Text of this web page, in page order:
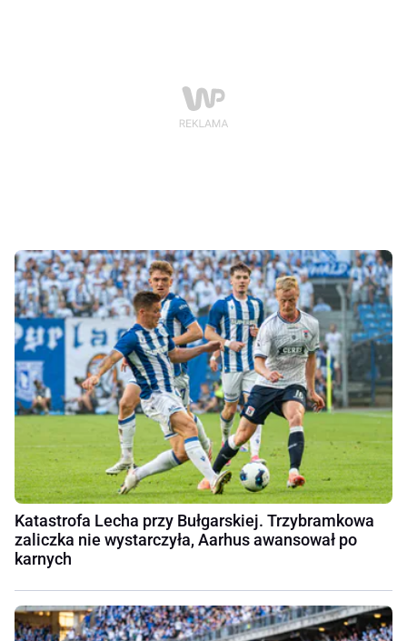
Katastrofa Lecha przy Bułgarskiej. Trzybramkowa
zaliczka nie wystarczyła, Aarhus awansował po
karnych